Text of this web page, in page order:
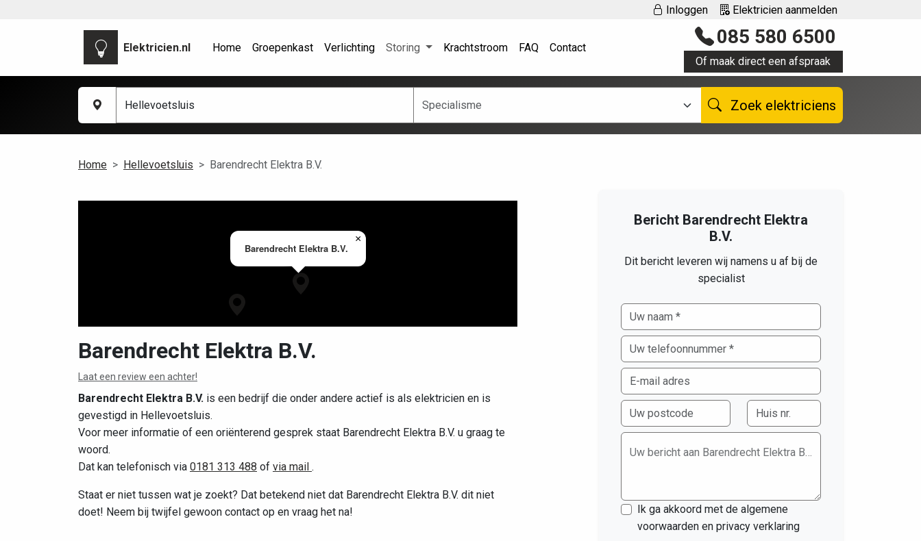
Inloggen Elektricien aanmelden
Elektricien.nl Home Groepenkast Verlichting Storing Krachtstroom FAQ Contact 085 580 6500
Of maak direct een afspraak
Zoek elektriciens
Home Hellevoetsluis Barendrecht Elektra B.V.
Barendrecht Elektra B.V.
×
Barendrecht Elektra B.V.
Laat een review een achter!
Barendrecht Elektra B.V. is een bedrijf die onder andere actief is als elektricien en is
gevestigd in Hellevoetsluis.
Voor meer informatie of een oriënterend gesprek staat Barendrecht Elektra B.V. u graag te
woord.
Dat kan telefonisch via 0181 313 488 of via mail .
Staat er niet tussen wat je zoekt? Dat betekend niet dat Barendrecht Elektra B.V. dit niet
doet! Neem bij twijfel gewoon contact op en vraag het na!
Bericht Barendrecht Elektra
B.V.
Dit bericht leveren wij namens u af bij de
specialist
Uw bericht aan Barendrecht Elektra B.V.
Ik ga akkoord met de algemene
voorwaarden en privacy verklaring